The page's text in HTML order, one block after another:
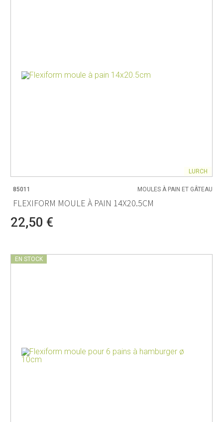
LURCH
85011 MOULES À PAIN ET GÂTEAU
FLEXIFORM MOULE À PAIN 14X20.5CM
22,50 €
EN STOCK